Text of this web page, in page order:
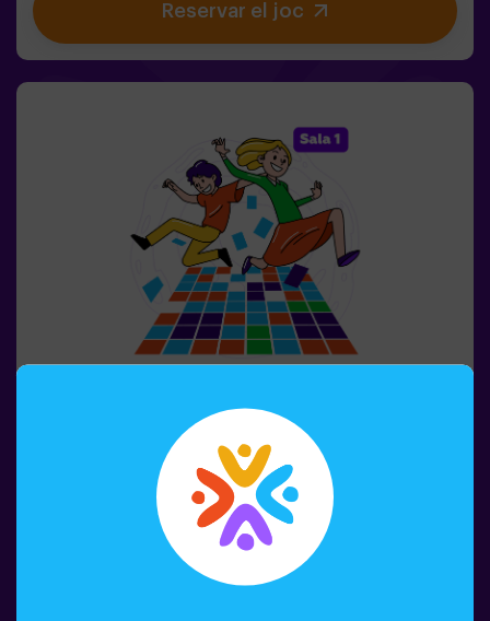
sensorial inspirat en el joc d’amagar-se de tota la vida,
però portat a un altre nivell: moviment, adrenalina i
so que fan que l’experiència sigui inoblidable.✅ Ideal per
a grups grans | plans amb amics | adolescents | team
building❗Els jugadors de 14 anys o menys han d’entrar
acompanyats per almenys un adult. Hi ha l’opció que un
monitor els acompanyi durant l’aventura; consulta’ns les
persones amb por a la foscor.
Reservar el joc
8-99 AÑOS
Pulse Up: El Terra És Lava (sala1)
Recordes el joc "El sòl és lava"? 🌋 Pulse Up et porta de
tornada a aquesta emocionant experiència, però duent-
la a un nivell completament nou. Submergeix-te en una
col·lecció emocionant de desafiaments que estimulen